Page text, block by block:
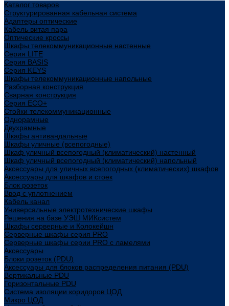
Каталог товаров
Структурированная кабельная система
Адаптеры оптические
Кабель витая пара
Оптические кроссы
Шкафы телекоммуникационные настенные
Cерия LITE
Cерия BASIS
Cерия KEYS
Шкафы телекоммуникационные напольные
Разборная конструкция
Сварная конструкция
Серия ECO+
Стойки телекоммуникационные
Однорамные
Двухрамные
Шкафы антивандальные
Шкафы уличные (всепогодные)
Шкаф уличный всепогодный (климатический) настенный
Шкаф уличный всепогодный (климатический) напольный
Аксессуары для уличных всепогодных (климатических) шкафов
Аксессуары для шкафов и стоек
Блок розеток
Ввод с уплотнением
Кабель канал
Универсальные электротехнические шкафы
Решения на базе УЭШ МИКсистем
Шкафы серверные и Колокейшн
Серверные шкафы серия PRO
Серверные шкафы серии PRO с ламелями
Аксессуары
Блоки розеток (PDU)
Аксессуары для блоков распределения питания (PDU)
Вертикальные PDU
Горизонтальные PDU
Система изоляции коридоров ЦОД
Микро ЦОД